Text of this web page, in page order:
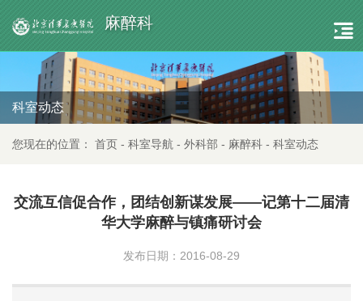
麻醉科
科室动态
您现在的位置： 首页 - 科室导航 - 外科部 - 麻醉科 - 科室动态
交流互信促合作，团结创新谋发展——记第十二届清
华大学麻醉与镇痛研讨会
发布日期：2016-08-29